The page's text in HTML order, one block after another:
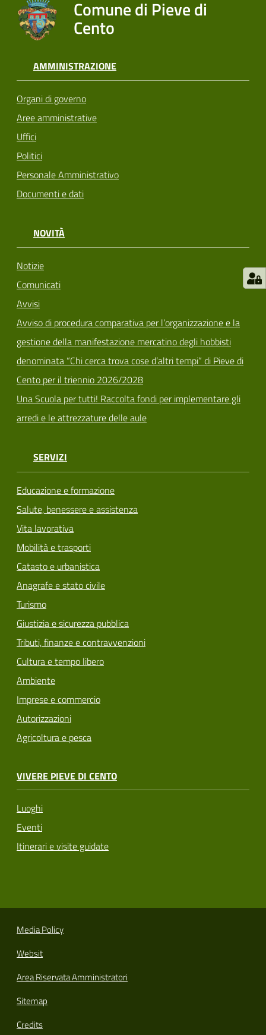
Comune di Pieve di
Cento
AMMINISTRAZIONE
Organi di governo
Aree amministrative
Uffici
Politici
Personale Amministrativo
Documenti e dati
NOVITÀ
Notizie
Comunicati
Avvisi
Avviso di procedura comparativa per l’organizzazione e la
gestione della manifestazione mercatino degli hobbisti
denominata “Chi cerca trova cose d’altri tempi” di Pieve di
Cento per il triennio 2026/2028
Una Scuola per tutti! Raccolta fondi per implementare gli
arredi e le attrezzature delle aule
SERVIZI
Educazione e formazione
Salute, benessere e assistenza
Vita lavorativa
Mobilità e trasporti
Catasto e urbanistica
Anagrafe e stato civile
Turismo
Giustizia e sicurezza pubblica
Tributi, finanze e contravvenzioni
Cultura e tempo libero
Ambiente
Imprese e commercio
Autorizzazioni
Agricoltura e pesca
VIVERE PIEVE DI CENTO
Luoghi
Eventi
Itinerari e visite guidate
Media Policy
Websit
Area Riservata Amministratori
Sitemap
Credits